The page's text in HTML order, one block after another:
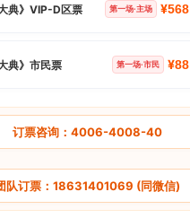
典》VIP-D区票 第一场·主场 ¥568
典》市民票 第一场·市民 ¥88
票咨询：4006-4008-40
票：18631401069 (同微信)